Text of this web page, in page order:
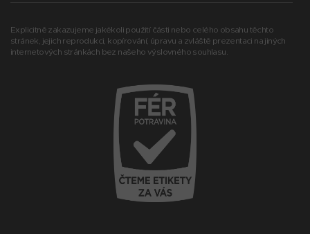
Explicitně zakazujeme jakékoli použití části nebo celého obsahu těchto
stránek, jejich reprodukci, kopírování, úpravu a zvláště prezentaci na jiných
internetových stránkách bez našeho výslovného souhlasu.